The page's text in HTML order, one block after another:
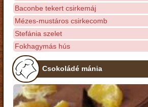
Baconbe tekert csirkemáj
Mézes-mustáros csirkecomb
Stefánia szelet
Fokhagymás hús
Csokoládé mánia